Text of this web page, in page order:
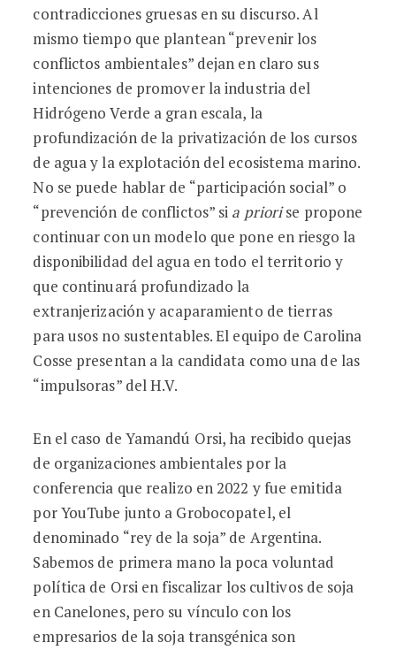
contradicciones gruesas en su discurso. Al
mismo tiempo que plantean “prevenir los
conflictos ambientales” dejan en claro sus
intenciones de promover la industria del
Hidrógeno Verde a gran escala, la
profundización de la privatización de los cursos
de agua y la explotación del ecosistema marino.
No se puede hablar de “participación social” o
“prevención de conflictos” si a priorise propone
continuar con un modelo que pone en riesgo la
disponibilidad del agua en todo el territorio y
que continuará profundizado la
extranjerización y acaparamiento de tierras
para usos no sustentables. El equipo de Carolina
Cosse presentan a la candidata como una de las
“impulsoras” del H.V.
En el caso de Yamandú Orsi, ha recibido quejas
de organizaciones ambientales por la
conferencia que realizo en 2022 y fue emitida
por YouTube junto a Grobocopatel, el
denominado “rey de la soja” de Argentina.
Sabemos de primera mano la poca voluntad
política de Orsi en fiscalizar los cultivos de soja
en Canelones, pero su vínculo con los
empresarios de la soja transgénica son